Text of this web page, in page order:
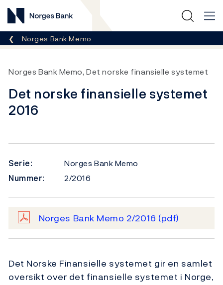
Norges Bank
Her er du nå:
Norges Bank Memo
Norges Bank Memo, Det norske finansielle systemet
Det norske finansielle systemet
2016
Serie:
Norges Bank Memo
Nummer:
2/2016
Norges Bank Memo 2/2016 (pdf)
Det Norske Finansielle systemet gir en samlet
oversikt over det finansielle systemet i Norge,